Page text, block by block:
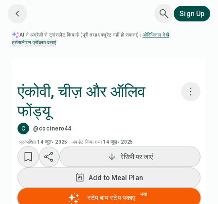
Sign Up
AI ने अंग्रेज़ी से ट्रांसलेट किया है (पूरी तरह एक्यूरेट नहीं हो सकता)। ओरिजिनल देखें·
ट्रांसलेशन प्रॉब्लम बताएं
एंकोवी, चीज़ और ऑलिव
फोंड्यू
C @cocinero44
प्रकाशित 14 जुल॰ 2025 ·अपडेट किया गया 14 जुल॰ 2025
Add to Meal Plan
Add to Shopping List
रेसिपी नोट्स
रेसिपी पर जाएं
Add to Meal Plan
स्टेप बाय स्टेप पकाएं नया